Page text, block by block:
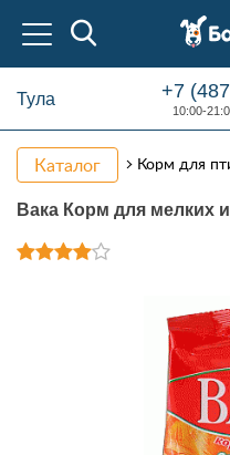
Тула +7
10:00-
Каталог Корм для
Вака Корм для мелких